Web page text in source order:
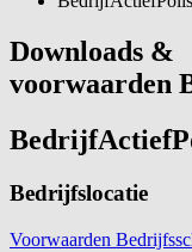
Downloads &
voorwaarden
Bedrijfslocatie
Voorwaarden